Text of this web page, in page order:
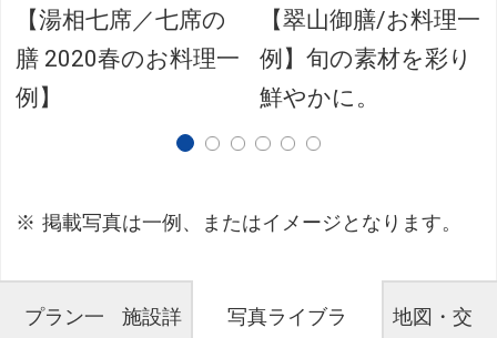
【湯相七席／七席の
膳 2020春のお料理一
例】
【翠山御膳/お料理一
例】旬の素材を彩り
鮮やかに。
掲載写真は一例、またはイメージとなります。
プラン一
施設詳
写真ライブラ
地図・交